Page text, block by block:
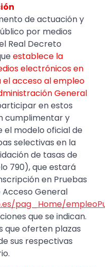
de actuación y
por medios
Real Decreto
establece la
electrónicos en
acceso al empleo
General
en estos
cumplimentar y
modelo oficial de
selectivas en la
de tasas de
790), que estará
en Pruebas
Acceso General
pag_Home/
que se indican.
que oferten plazas
sus respectivas